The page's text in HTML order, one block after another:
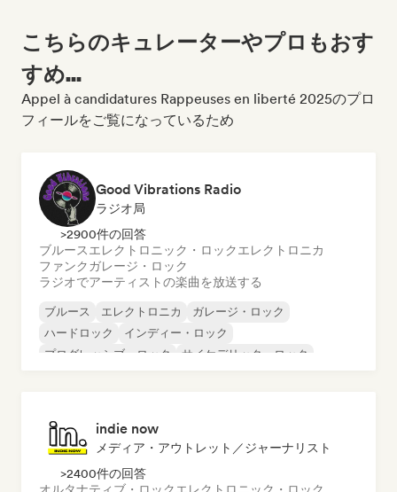
こちらのキュレーターやプロもおす
すめ...
Appel à candidatures Rappeuses en liberté 2025のプロ
フィールをご覧になっているため
Good Vibrations Radio
ラジオ局
>2900件の回答
ブルースエレクトロニック・ロックエレクトロニカ
ファンクガレージ・ロック
ラジオでアーティストの楽曲を放送する
ブルース エレクトロニカ
ガレージ・ロック
ハードロック
インディー・ロック
プログレッシブ・ロック
サイケデリック・ロック
indie now
メディア・アウトレット／ジャーナリスト
>2400件の回答